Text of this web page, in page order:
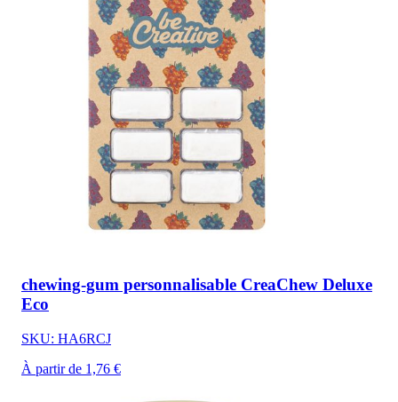
chewing-gum personnalisable CreaChew Deluxe
Eco
SKU: HA6RCJ
À partir de 1,76 €